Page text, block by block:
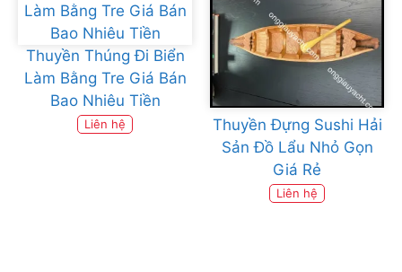
Thuyền Thúng Đi Biển
Làm Bằng Tre Giá Bán
Bao Nhiêu Tiền
Liên hệ
Thuyền Đựng Sushi Hải
Sản Đồ Lẩu Nhỏ Gọn
Giá Rẻ
Liên hệ